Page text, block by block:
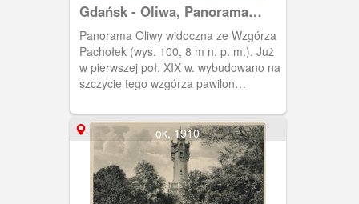
Gdańsk - Oliwa, Panorama
widziana ze Wzgórza Pachołek
(Karlsberg)
Panorama Oliwy widoczna ze Wzgórza
Pachołek (wys. 100, 8 m n. p. m.). Już
w pierwszej poł. XIX w. wybudowano na
szczycie tego wzgórza pawilon
I ufundował tamże neogotycką
murowaną wieżę widokową. Została
ona wysadzona przez niemieckie
wojsko 23 III 1945 r. W 1975 r.
ustawiono tamże wieżę o konstrukcji
żeliwnej, modernizowaną w 2009 r.
ok. 1910